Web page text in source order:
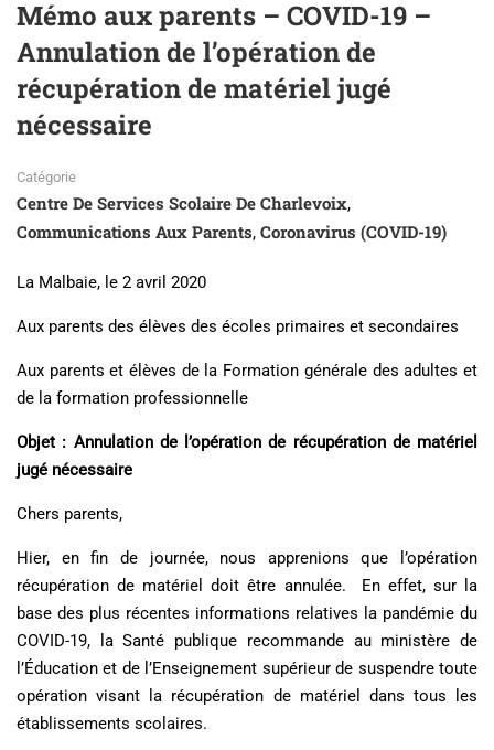
Mémo aux parents – COVID-19 –
Annulation de l’opération de
récupération de matériel jugé
nécessaire
Catégorie
Centre De Services Scolaire De Charlevoix,
Communications Aux Parents, Coronavirus (COVID-19)
La Malbaie, le 2 avril 2020
Aux parents des élèves des écoles primaires et secondaires
Aux parents et élèves de la Formation générale des adultes et
de la formation professionnelle
Objet : Annulation de l’opération de récupération de matériel
jugé nécessaire
Chers parents,
Hier, en fin de journée, nous apprenions que l’opération
récupération de matériel doit être annulée. En effet, sur la
base des plus récentes informations relatives la pandémie du
COVID-19, la Santé publique recommande au ministère de
l’Éducation et de l’Enseignement supérieur de suspendre toute
opération visant la récupération de matériel dans tous les
établissements scolaires.